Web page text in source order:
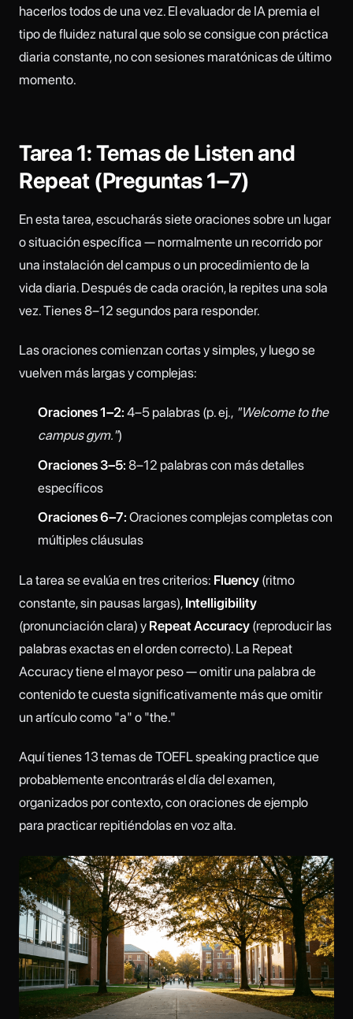
hacerlos todos de una vez. El evaluador de IA premia el
tipo de fluidez natural que solo se consigue con práctica
diaria constante, no con sesiones maratónicas de último
momento.
Tarea 1: Temas de Listen and
Repeat (Preguntas 1–7)
En esta tarea, escucharás siete oraciones sobre un lugar
o situación específica — normalmente un recorrido por
una instalación del campus o un procedimiento de la
vida diaria. Después de cada oración, la repites una sola
vez. Tienes 8–12 segundos para responder.
Las oraciones comienzan cortas y simples, y luego se
vuelven más largas y complejas:
Oraciones 1–2: 4–5 palabras (p. ej., "Welcome to the
campus gym.")
Oraciones 3–5: 8–12 palabras con más detalles
específicos
Oraciones 6–7: Oraciones complejas completas con
múltiples cláusulas
La tarea se evalúa en tres criterios: Fluency (ritmo
constante, sin pausas largas), Intelligibility
(pronunciación clara) y Repeat Accuracy (reproducir las
palabras exactas en el orden correcto). La Repeat
Accuracy tiene el mayor peso — omitir una palabra de
contenido te cuesta significativamente más que omitir
un artículo como "a" o "the."
Aquí tienes 13 temas de TOEFL speaking practice que
probablemente encontrarás el día del examen,
organizados por contexto, con oraciones de ejemplo
para practicar repitiéndolas en voz alta.